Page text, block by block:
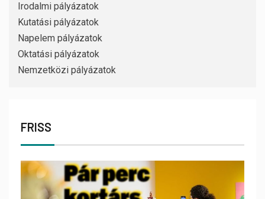
Irodalmi pályázatok
Kutatási pályázatok
Napelem pályázatok
Oktatási pályázatok
Nemzetközi pályázatok
FRISS